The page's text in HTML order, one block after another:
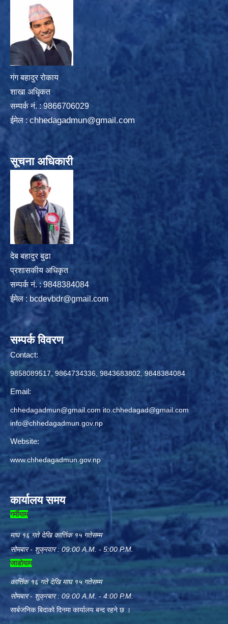
गंग बहादुर रोकाय
शाखा अधिृकत
सम्पर्क न‌ं. : 9866706029
ईमेल : chhedagadmun@gmail.com
सूचना अधिकारी
देब बहादुर बुढा
प्रशासकीय अधिकृत
सम्पर्क नं. : 9848384084
ईमेल : bcdevbdr@gmail.com
सम्पर्क विवरण
Contact:
9858089517, 9864734336, 9843683802, 9848384084
Email:
chhedagadmun@gmail.com ito.chhedagad@gmail.com
info@chhedagadmun.gov.np
Website:
www.chhedagadmun.gov.np
कार्यालय समय
गर्मीयाम
माघ १६ गते देखि कार्त्तिक १५ गतेसम्म
सोमबार - शुक्रवार : 09:00 A.M. - 5:00 P.M.
जाडोयाम
कार्त्तिक १६ गते देखि माघ १५ गतेसम्म
सोमबार - शुक्रबार : 09:00 A.M. - 4:00 P.M.
सार्बजनिक बिदाको दिनमा कार्यालय बन्द रहने छ ।